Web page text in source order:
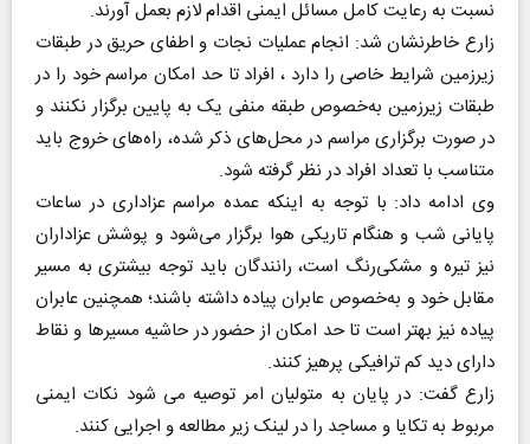
نسبت به رعایت کامل مسائل ایمنی اقدام لازم بعمل آورند.
زارع خاطرنشان شد: انجام عملیات نجات و اطفای حریق در طبقات
زیرزمین شرایط خاصی را دارد ، افراد تا حد امکان مراسم خود را در
طبقات زیرزمین به‌خصوص طبقه منفی یک به پایین برگزار نکنند و
در صورت برگزاری مراسم در محل‌های ذکر شده، راه‌های خروج باید
متناسب با تعداد افراد در نظر گرفته شود.
وی ادامه داد: با توجه به اینکه عمده مراسم عزاداری در ساعات
پایانی شب و هنگام تاریکی هوا برگزار می‌شود و پوشش عزاداران
نیز تیره و مشکی‌رنگ است، رانندگان باید توجه بیشتری به مسیر
مقابل خود و به‌خصوص عابران پیاده داشته باشند؛ همچنین عابران
پیاده نیز بهتر است تا حد امکان از حضور در حاشیه مسیرها و نقاط
دارای دید کم ترافیکی پرهیز کنند.
زارع گفت: در پایان به متولیان امر توصیه می شود نکات ایمنی
مربوط به تکایا و مساجد را در لینک زیر مطالعه و اجرایی کنند.